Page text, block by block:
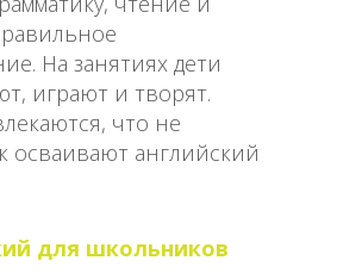
На занятиях дети
играют и творят.
что не
осваивают английский
для школьников